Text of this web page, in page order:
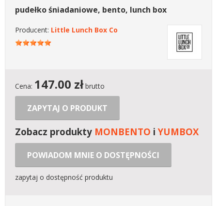
pudełko śniadaniowe, bento, lunch box
Producent: Little Lunch Box Co
Cena: 147.00 złbrutto
ZAPYTAJ O PRODUKT
Zobacz produkty MONBENTO iYUMBOX
POWIADOM MNIE O DOSTĘPNOŚCI
zapytaj o dostępność produktu